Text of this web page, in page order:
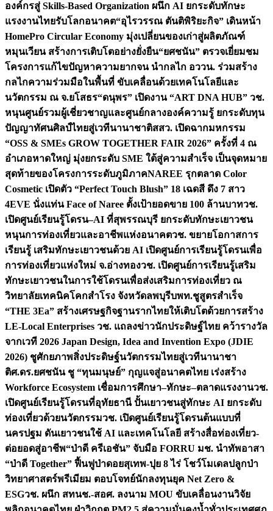
องค์กรสู่ Skills-Based Organization ผนึก AI ยกระดับทักษะ
แรงงานไทยรับโลกอนาคต“อุไรวรรณ ตันติพิริยะกิจ” เดินหน้า
HomePro Circular Economy มุ่งเปลี่ยนของเก่าสู่ผลิตภัณฑ์
หมุนเวียน สร้างการเติบโตอย่างยั่งยืน“ยศชนัน” ตรวจเยี่ยมชม
โครงการแก้ไขปัญหาความยากจน นำกลไก อววน. ร่วมสร้าง
กลไกความร่วมมือในพื้นที่ ขับเคลื่อนด้วยเทคโนโลยีและ
นวัตกรรม ณ จ.ยโสธร“ดนุพร” เปิดงาน “ART DNA HUB” วช.
หนุนศูนย์รวมผู้เชี่ยวชาญและศูนย์กลางองค์ความรู้ ยกระดับทุน
ปัญญาทัศนศิลป์ไทยสู่เวทีนานาชาติสสว. เปิดฉากมหกรรม
“OSS & SMEs GROW TOGETHER FAIR 2026” ครั้งที่ 4 ณ
อำเภอหาดใหญ่ มุ่งยกระดับ SME ใต้สู่ความสำเร็จ เป็นจุดหมาย
สุดท้ายของโครงการระดับภูมิภาคNAREE รุกตลาด Color
Cosmetic เปิดตัว “Perfect Touch Blush” 18 เฉดสี ดึง 7 สาว
4EVE นั่งแท่น Face of Naree ตั้งเป้ายอดขาย 100 ล้านบาทวช.
เปิดศูนย์เรียนรู้โดรน–AI ที่สุพรรณบุรี ยกระดับทักษะเยาวชน
หนุนการท่องเที่ยวและอาชีพแห่งอนาคตวช. ขยายโอกาสการ
เรียนรู้ เสริมทักษะเยาวชนด้วย AI เปิดศูนย์การเรียนรู้โดรนเพื่อ
การท่องเที่ยวแห่งใหม่ จ.อ่างทองวช. เปิดศูนย์การเรียนรู้เสริม
ทักษะเยาวชนในการใช้โดรนเพื่อส่งเสริมการท่องเที่ยว ณ
วิทยาลัยเทคนิคโคกสำโรง จังหวัดลพบุรีบพท.ชูสูตรสำเร็จ
“THE 3Ea” สร้างเศรษฐกิจฐานรากไทยให้เติบโตด้วยการสร้าง
LE-Local Enterprises วช. แถลงข่าวนักประดิษฐ์ไทย คว้ารางวัล
จากเวที 2026 Japan Design, Idea and Invention Expo (JDIE
2026) ชูศักยภาพสิ่งประดิษฐ์นวัตกรรมไทยสู่เวทีนานาชา
ติศ.ดร.ยศชนัน ชู “ทุนมนุษย์” กุญแจสู่อนาคตไทย เร่งสร้าง
Workforce Ecosystem เชื่อมการศึกษา–ทักษะ–ตลาดแรงงานวช.
เปิดศูนย์เรียนรู้โดรนที่อุทัยธานี ปั้นเยาวชนสู่ทักษะ AI ยกระดับ
ท่องเที่ยวด้วยนวัตกรรมวช. เปิดศูนย์เรียนรู้โดรนต้นแบบที่
นครปฐม ดันเยาวชนใช้ AI และเทคโนโลยี สร้างสื่อท่องเที่ยว-
ต่อยอดสู่อาชีพ“ป่าดี ครีเอชัน” จับมือ FORRU มช. นำทัพอาสา
“ป่าดี Together” ฟื้นฟูป่าดอยสุเทพ-ปุย 8 ไร่ โชว์โมเดลปลูกป่า
วิทยาศาสตร์พรีเมียม ตอบโจทย์นักลงทุนยุค Net Zero &
ESGวช. ผนึก สทนช.-สอศ. ลงนาม MOU ขับเคลื่อนงานวิจัย